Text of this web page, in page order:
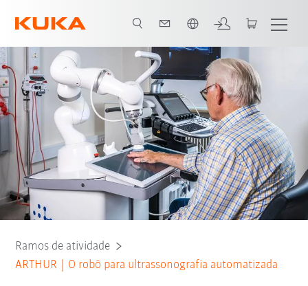
Ramos de atividade
ARTHUR | O robô para ultrassonografia automatizada